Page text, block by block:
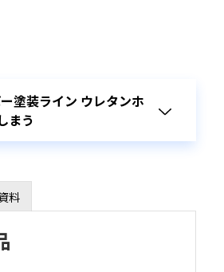
塗装ライン ウレタンホ
まう
ントフレックス・フ
、シンナー
料